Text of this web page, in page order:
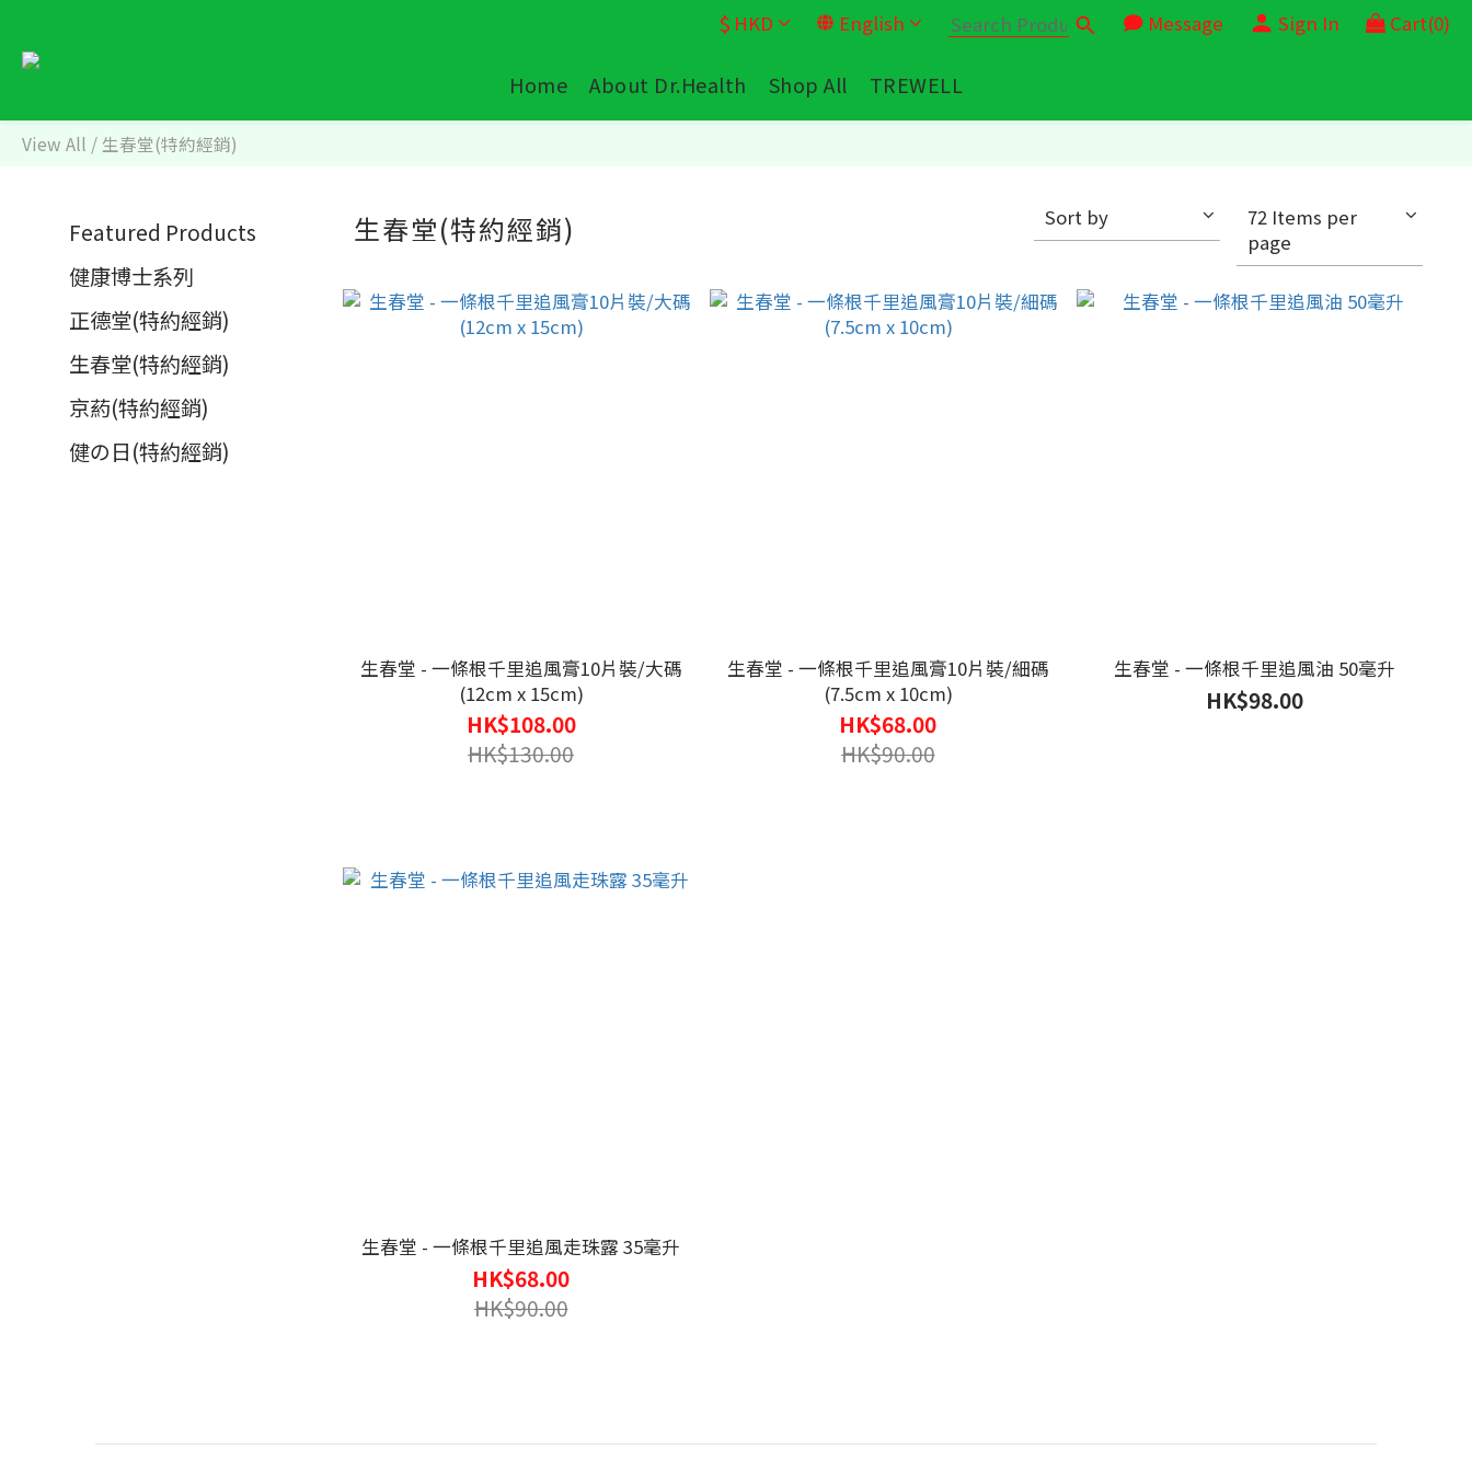
$ HKD English Message Sign In Cart(0)
Home About Dr.Health Shop All TREWELL
View All / 生春堂(特約經銷)
Featured Products
健康博士系列
正德堂(特約經銷)
生春堂(特約經銷)
京葯(特約經銷)
健の日(特約經銷)
生春堂(特約經銷) Sort by
72 Items per
page
生春堂 - 一條根千里追風膏10片裝/大碼
(12cm x 15cm)
HK$108.00
HK$130.00
生春堂 - 一條根千里追風膏10片裝/細碼
(7.5cm x 10cm)
HK$68.00
HK$90.00
生春堂 - 一條根千里追風油 50毫升
HK$98.00
生春堂 - 一條根千里追風走珠露 35毫升
HK$68.00
HK$90.00